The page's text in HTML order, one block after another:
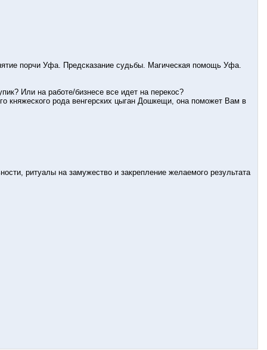
порчи Уфа. Предсказание судьбы. Магическая помощь Уфа.
Или на работе/бизнесе все идет на перекос?
княжеского рода венгерских цыган Дошкещи, она поможет Вам в
ритуалы на замужество и закрепление желаемого результата